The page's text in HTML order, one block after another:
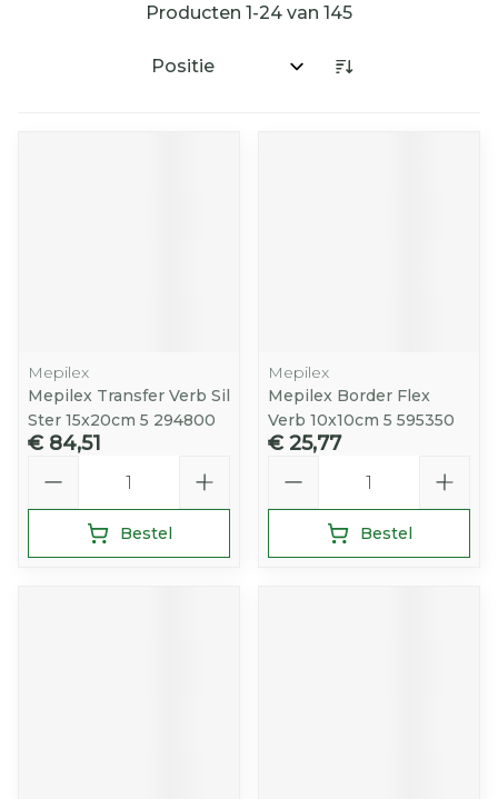
Producten 1-24 van 145
Sorteer op:
Mepilex
Mepilex Transfer Verb Sil
Ster 15x20cm 5 294800
€ 84,51
Bestel
Mepilex
Mepilex Border Flex
Verb 10x10cm 5 595350
€ 25,77
Bestel